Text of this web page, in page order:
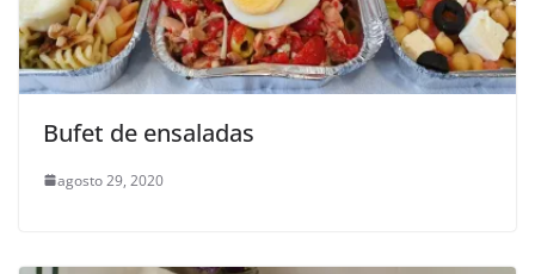
Bufet de ensaladas
agosto 29, 2020